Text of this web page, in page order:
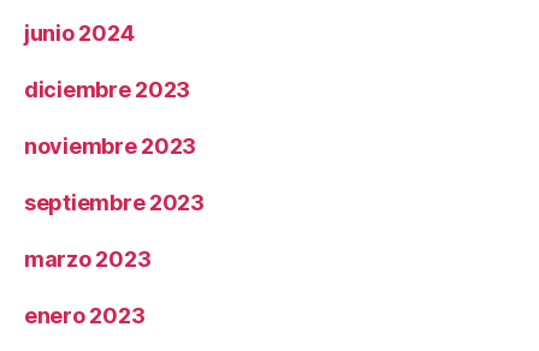
junio 2024
diciembre 2023
noviembre 2023
septiembre 2023
marzo 2023
enero 2023